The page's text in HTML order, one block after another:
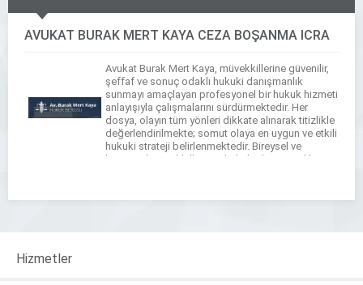
AVUKAT BURAK MERT KAYA CEZA BOŞANMA İCRA
Avukat Burak Mert Kaya, müvekkillerine güvenilir,
şeffaf ve sonuç odaklı hukuki danışmanlık
sunmayı amaçlayan profesyonel bir hukuk hizmeti
anlayışıyla çalışmalarını sürdürmektedir. Her
dosya, olayın tüm yönleri dikkate alınarak titizlikle
değerlendirilmekte; somut olaya en uygun ve etkili
hukuki strateji belirlenmektedir. Bireysel ve
kurumsal müvekkiller için hukuki danışmanlık,
Hizmetler